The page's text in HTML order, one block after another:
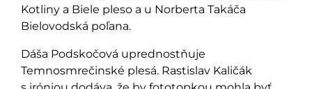
Kotliny a Biele pleso a u Norberta Takáča
Bielovodská poľana.
Dáša Podskočová uprednostňuje
Temnosmrečinské plesá. Rastislav Kaličák